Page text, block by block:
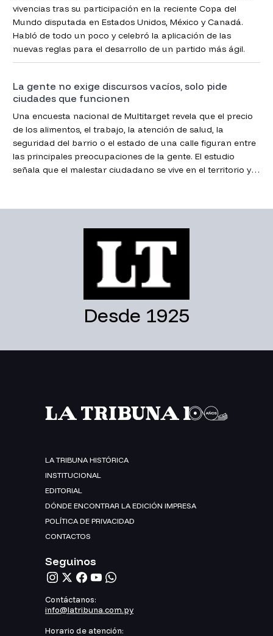
vivencias tras su participación en la reciente Copa del
Mundo disputada en Estados Unidos, México y Canadá.
Habló de todo un poco y celebró la aplicación de las
nuevas reglas para el desarrollo de un partido más ágil.
La gente no exige discursos vacíos, solo pide
ciudades que funcionen
Una encuesta nacional de Multitarget revela que el precio
de los alimentos, el trabajo, la atención de salud, la
seguridad del barrio o el estado de una calle figuran entre
las principales preocupaciones de la gente. El estudio
señala que el malestar ciudadano se vive en el territorio y
Desde 1925
LA TRIBUNA HISTÓRICA
INSTITUCIONAL
EDITORIAL
DÓNDE ENCONTRAR LA EDICIÓN IMPRESA
POLÍTICA DE PRIVACIDAD
CONTACTOS
Seguinos
Contáctanos:
info@latribuna.com.py
Horario de atención: